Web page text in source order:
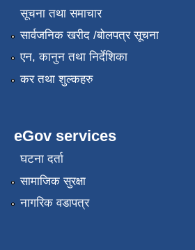
सूचना तथा समाचार
सार्वजनिक खरीद /बोलपत्र सूचना
एन, कानुन तथा निर्देशिका
कर तथा शुल्कहरु
eGov services
घटना दर्ता
सामाजिक सुरक्षा
नागरिक वडापत्र